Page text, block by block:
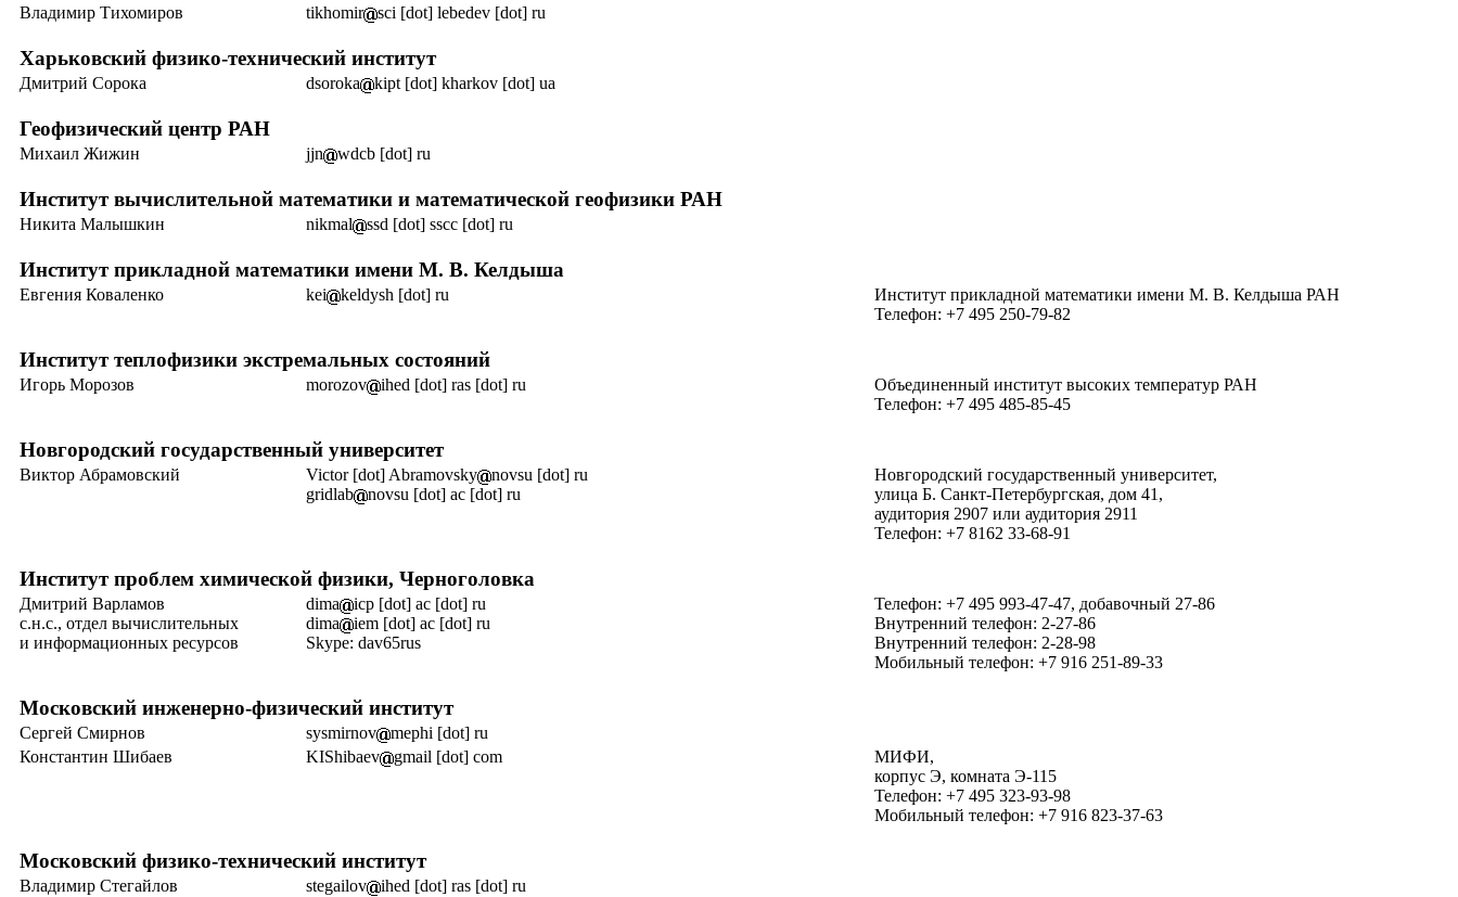
Владимир Тихомиров tikhomir sci [dot] lebedev [dot] ru
Харьковский физико-технический институт
Дмитрий Сорока dsoroka kipt [dot] kharkov [dot] ua
Геофизический центр РАН
Михаил Жижин jjn wdcb [dot] ru
Институт вычислительной математики и математической геофизики РАН
Никита Малышкин nikmal ssd [dot] sscc [dot] ru
Институт прикладной математики имени М. В. Келдыша
Евгения Коваленко kei keldysh [dot] ru Институт прикладной математики имени М. В. Келдыша РАН
Телефон: +7 495 250-79-82
Институт теплофизики экстремальных состояний
Игорь Морозов morozov ihed [dot] ras [dot] ru
Объединенный институт высоких температур РАН
Телефон: +7 495 485-85-45
Новгородский государственный университет
Виктор Абрамовский Victor [dot] Abramovsky
novsu [dot] ru
gridlab
novsu [dot] ac [dot] ru
Новгородский государственный университет,
улица Б. Санкт-Петербургская, дом 41,
аудитория 2907 или аудитория 2911
Телефон: +7 8162 33-68-91
Институт проблем химической физики, Черноголовка
Дмитрий Варламов
с.н.с., отдел вычислительных
и информационных ресурсов
dima
icp [dot] ac [dot] ru
dima
iem [dot] ac [dot] ru
Skype: dav65rus
Телефон: +7 495 993-47-47, добавочный 27-86
Внутренний телефон: 2-27-86
Внутренний телефон: 2-28-98
Мобильный телефон: +7 916 251-89-33
Московский инженерно-физический институт
Сергей Смирнов sysmirnov
mephi [dot] ru
Константин Шибаев
KIShibaev gmail [dot] com
МИФИ,
корпус Э, комната Э-115
Телефон: +7 495 323-93-98
Мобильный телефон: +7 916 823-37-63
Московский физико-технический институт
Владимир Стегайлов stegailov ihed [dot] ras [dot] ru